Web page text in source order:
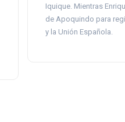
Iquique. Mientras
de Apoquindo para
y la Unión Española.